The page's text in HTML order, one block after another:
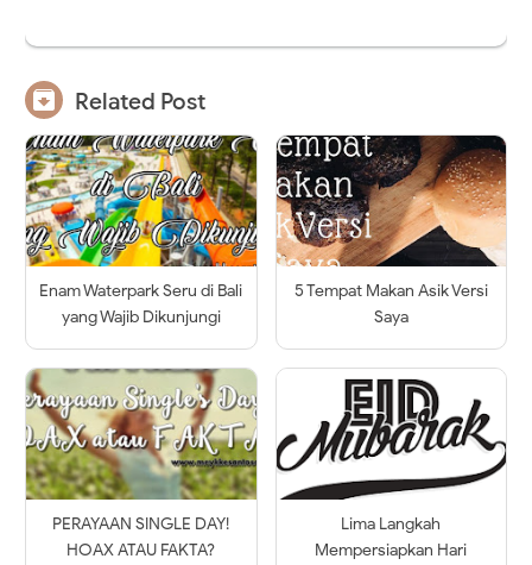
 Related Post
Enam Waterpark Seru di Bali
yang Wajib Dikunjungi
5 Tempat Makan Asik Versi
Saya
PERAYAAN SINGLE DAY!
HOAX ATAU FAKTA?
Lima Langkah
Mempersiapkan Hari